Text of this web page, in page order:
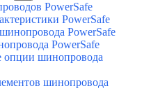
PowerSafe
PowerSafe
PowerSafe
PowerSafe
опции шинопровода
шинопровода